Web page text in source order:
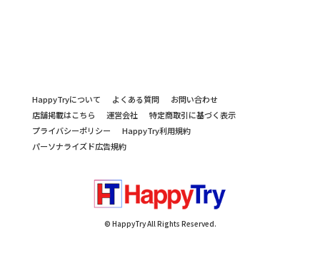
HappyTryについて よくある質問
お問い合わせ
店舗掲載はこちら
運営会社
特定商取引に基づく表示
プライバシーポリシー
HappyTry利用規約
パーソナライズド広告規約
© HappyTry All Rights Reserved.